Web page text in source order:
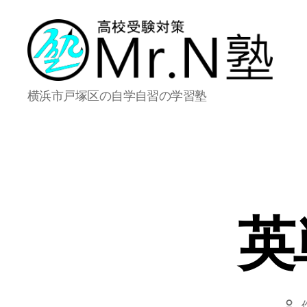
Mr.N
塾
横浜市戸塚区の自学自習の学習塾